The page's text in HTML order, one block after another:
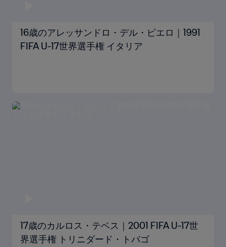
16歳のアレッサンドロ・デル・ピエロ｜1991
FIFA U-17世界選手権 イタリア
17歳のカルロス・テベス｜2001 FIFA U-17世
界選手権 トリニダード・トバゴ